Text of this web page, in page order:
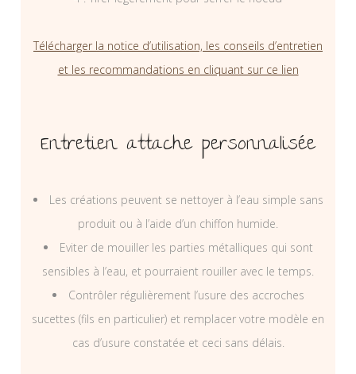
Télécharger la notice d’utilisation, les conseils d’entretien
et les recommandations en cliquant sur ce lien
Entretien attache personnalisée
Les créations peuvent se nettoyer à l’eau simple sans
produit ou à l’aide d’un chiffon humide.
Eviter de mouiller les parties métalliques qui sont
sensibles à l’eau, et pourraient rouiller avec le temps.
Contrôler régulièrement l’usure des accroches
sucettes (fils en particulier) et remplacer votre modèle en
cas d’usure constatée et ceci sans délais.